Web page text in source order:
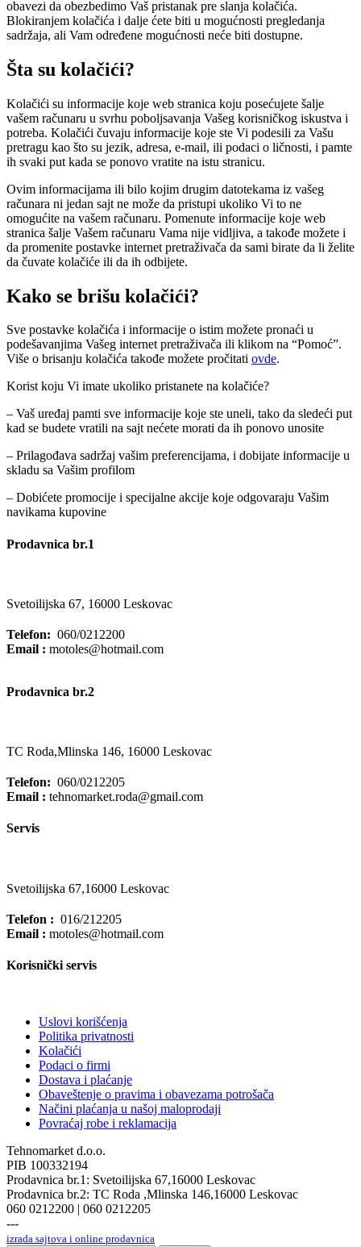
obavezi da obezbedimo Vaš pristanak pre slanja kolačića.
Blokiranjem kolačića i dalje ćete biti u mogućnosti pregledanja
sadržaja, ali Vam određene mogućnosti neće biti dostupne.
Šta su kolačići?
Kolačići su informacije koje web stranica koju posećujete šalje
vašem računaru u svrhu poboljsavanja Vašeg korisničkog iskustva i
potreba. Kolačići čuvaju informacije koje ste Vi podesili za Vašu
pretragu kao što su jezik, adresa, e-mail, ili podaci o ličnosti, i pamte
ih svaki put kada se ponovo vratite na istu stranicu.
Ovim informacijama ili bilo kojim drugim datotekama iz vašeg
računara ni jedan sajt ne može da pristupi ukoliko Vi to ne
omogućite na vašem računaru. Pomenute informacije koje web
stranica šalje Vašem računaru Vama nije vidljiva, a takođe možete i
da promenite postavke internet pretraživača da sami birate da li želite
da čuvate kolačiće ili da ih odbijete.
Kako se brišu kolačići?
Sve postavke kolačića i informacije o istim možete pronaći u
podešavanjima Vašeg internet pretraživača ili klikom na “Pomoć”.
Više o brisanju kolačića takođe možete pročitati ovde.
Korist koju Vi imate ukoliko pristanete na kolačiće?
– Vaš uređaj pamti sve informacije koje ste uneli, tako da sledeći put
kad se budete vratili na sajt nećete morati da ih ponovo unosite
– Prilagođava sadržaj vašim preferencijama, i dobijate informacije u
skladu sa Vašim profilom
– Dobićete promocije i specijalne akcije koje odgovaraju Vašim
navikama kupovine
Prodavnica br.1
Svetoilijska 67, 16000 Leskovac
Telefon: 060/0212200
Email : motoles@hotmail.com
Prodavnica br.2
TC Roda,Mlinska 146, 16000 Leskovac
Telefon: 060/0212205
Email : tehnomarket.roda@gmail.com
Servis
Svetoilijska 67,16000 Leskovac
Telefon : 016/212205
Email : motoles@hotmail.com
Korisnički servis
Uslovi korišćenja
Politika privatnosti
Kolačići
Podaci o firmi
Dostava i plaćanje
Obaveštenje o pravima i obavezama potrošača
Načini plaćanja u našoj maloprodaji
Povraćaj robe i reklamacija
Tehnomarket d.o.o.
PIB 100332194
Prodavnica br.1: Svetoilijska 67,16000 Leskovac
Prodavnica br.2: TC Roda ,Mlinska 146,16000 Leskovac
060 0212200 | 060 0212205
---
izrada sajtova i online prodavnica